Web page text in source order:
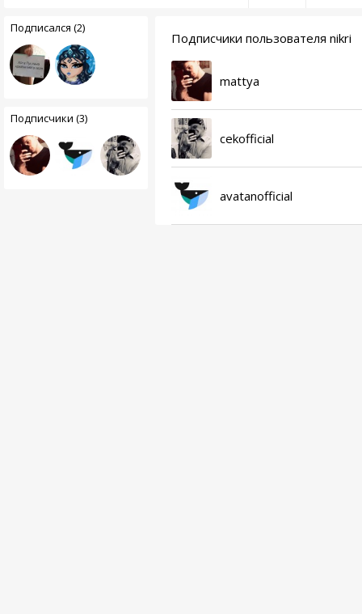
Подписался (2)
Подписчики (3)
Подписчики пользователя nikri
mattya
cekofficial
avatanofficial